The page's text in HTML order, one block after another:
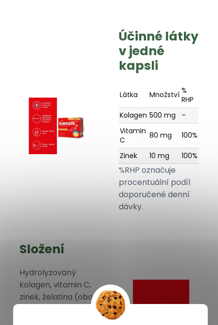
Účinné látky
v jedné
kapsli
Látka Množství %
RHP
Kolagen 500 mg
–
Vitamin
C
80 mg 100%
Zinek 10 mg 100%
%RHP označuje
procentuální podíl
doporučené denní
dávky.
Složení
Hydrolyzovaný
kolagen, vitamin C,
zinek, želatina (obal